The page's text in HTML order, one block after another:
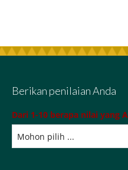
Berikan penilaian Anda
Dari 1-10 berapa nilai yang